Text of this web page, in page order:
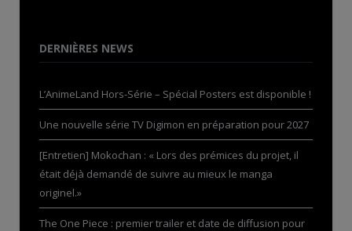
DERNIÈRES NEWS
L’AnimeLand Hors-Série – Spécial Posters est disponible !
Une nouvelle série TV Digimon en préparation pour 2027
[Entretien] Mokochan : « Lors des prémices du projet, il
était déjà demandé de suivre au mieux le manga
originel.»
The One Piece : premier trailer et date de diffusion pour